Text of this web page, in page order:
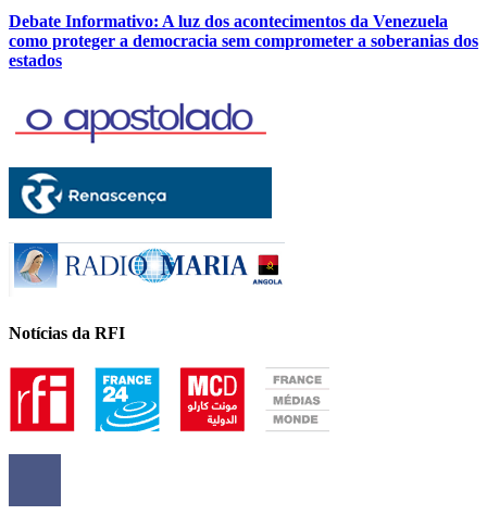
Debate Informativo: A luz dos acontecimentos da Venezuela
como proteger a democracia sem comprometer a soberanias dos
estados
Notícias da RFI